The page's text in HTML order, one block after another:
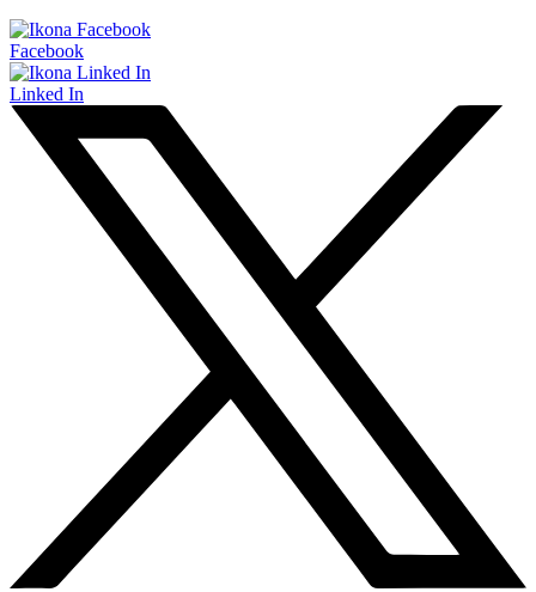
Facebook
Linked In